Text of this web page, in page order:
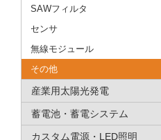
SAWフィルタ
センサ
無線モジュール
その他
産業用太陽光発電
蓄電池・蓄電システム
カスタム電源・LED照明